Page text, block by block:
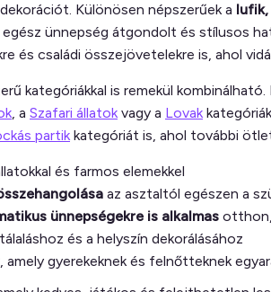
Különösen népszerűek a
ünnepség átgondolt és stílusos
és családi összejövetelekre is, ahol
kategóriákkal is remekül
, a Szafari állatok vagy a Lovak
partik kategóriát is, ahol további
és farmos elemekkel
az asztaltól egészen a
ünnepségekre is alkalmas otthon,
és a helyszín dekorálásához
, amely gyerekeknek és felnőtteknek